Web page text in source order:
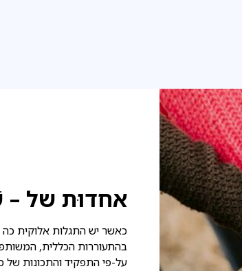
אחדוּת של –
כאשר יש התגלות אלוקית
בהתעוררות הכללית,
על-פי התפקיד והתכונות